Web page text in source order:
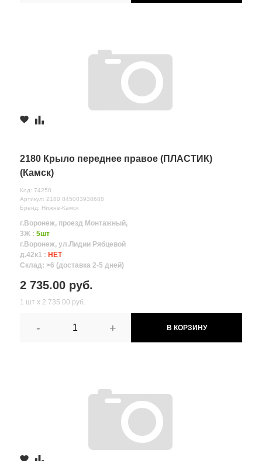
2180 Крыло переднее правое (ПЛАСТИК)
(Камск)
Код: 74250
Артикул: 2180 845003938688
Бренд: Нижне-Камск
г.Воронеж, проезд Монтажный,
3Ж : 5шт
г.Воронеж, ул.Лидии Рябцевой
д.42к1 : НЕТ
Склад: >6 (доставка 2-5 дней)
2 735.00 руб.
1 шт х 2 735.00 руб.
- + В КОРЗИНУ